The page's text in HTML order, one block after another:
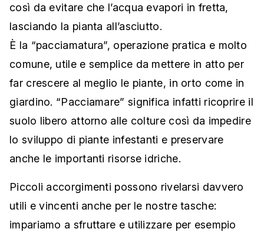
così da evitare che l’acqua evapori in fretta,
lasciando la pianta all’asciutto.
È la “pacciamatura”, operazione pratica e molto
comune, utile e semplice da mettere in atto per
far crescere al meglio le piante, in orto come in
giardino. “Pacciamare” significa infatti ricoprire il
suolo libero attorno alle colture così da impedire
lo sviluppo di piante infestanti e preservare
anche le importanti risorse idriche.
Piccoli accorgimenti possono rivelarsi davvero
utili e vincenti anche per le nostre tasche:
impariamo a sfruttare e utilizzare per esempio